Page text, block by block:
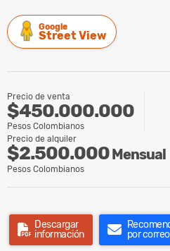
Google
Street View
Precio de venta
$450.000.000
Pesos Colombianos
Precio de alquiler
$2.500.000Mensual
Pesos Colombianos
Descargar
información
por